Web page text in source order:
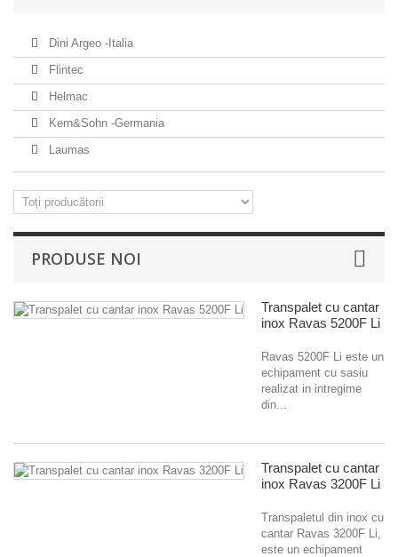
Dini Argeo -Italia
Flintec
Helmac
Kern&Sohn -Germania
Laumas
PRODUSE NOI
Transpalet cu cantar
inox Ravas 5200F Li
Ravas 5200F Li este un
echipament cu sasiu
realizat in intregime
din...
Transpalet cu cantar
inox Ravas 3200F Li
Transpaletul din inox cu
cantar Ravas 3200F Li,
este un echipament